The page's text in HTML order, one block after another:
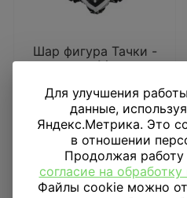
Шар фигура Тачки -
тягач Мэтр
1 045₽
В КОРЗИНУ
Для улучшения
данные,
Яндекс.Метрика. Это
в отношении
Продолжая работу
согласие на
Файлы cookie можно